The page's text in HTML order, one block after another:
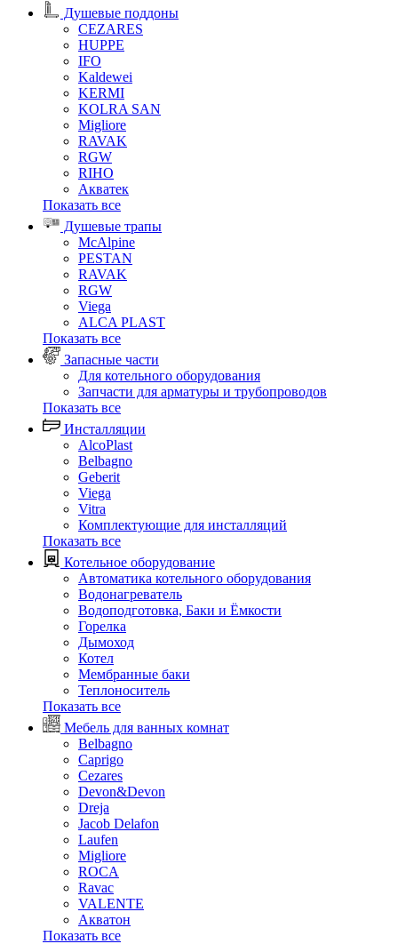
Душевые поддоны
CEZARES
HUPPE
IFO
Kaldewei
KERMI
KOLRA SAN
Migliore
RAVAK
RGW
RIHO
Акватек
Показать все
Душевые трапы
McAlpine
PESTAN
RAVAK
RGW
Viega
АLCA PLAST
Показать все
Запасные части
Для котельного оборудования
Запчасти для арматуры и трубопроводов
Показать все
Инсталляции
AlcoPlast
Belbagno
Geberit
Viega
Vitra
Комплектующие для инсталляций
Показать все
Котельное оборудование
Автоматика котельного оборудования
Водонагреватель
Водоподготовка, Баки и Ёмкости
Горелка
Дымоход
Котел
Мембранные баки
Теплоноситель
Показать все
Мебель для ванных комнат
Belbagno
Caprigo
Cezares
Devon&Devon
Dreja
Jacob Delafon
Laufen
Migliore
ROCA
Rаvac
VALENTE
Акватон
Показать все